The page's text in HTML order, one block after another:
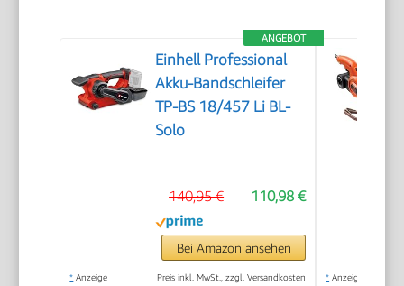
ANGEBOT
Einhell Professional
Akku-Bandschleifer
TP-BS 18/457 Li BL-
Solo
110,98 €
140,95 €
Bei Amazon ansehen
* Anzeige Preis inkl. MwSt., zzgl. Versandkosten * Anzeige